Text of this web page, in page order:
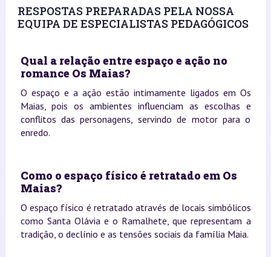
RESPOSTAS PREPARADAS PELA NOSSA
EQUIPA DE ESPECIALISTAS PEDAGÓGICOS
Qual a relação entre espaço e ação no
romance Os Maias?
O espaço e a ação estão intimamente ligados em Os
Maias, pois os ambientes influenciam as escolhas e
conflitos das personagens, servindo de motor para o
enredo.
Como o espaço físico é retratado em Os
Maias?
O espaço físico é retratado através de locais simbólicos
como Santa Olávia e o Ramalhete, que representam a
tradição, o declínio e as tensões sociais da família Maia.